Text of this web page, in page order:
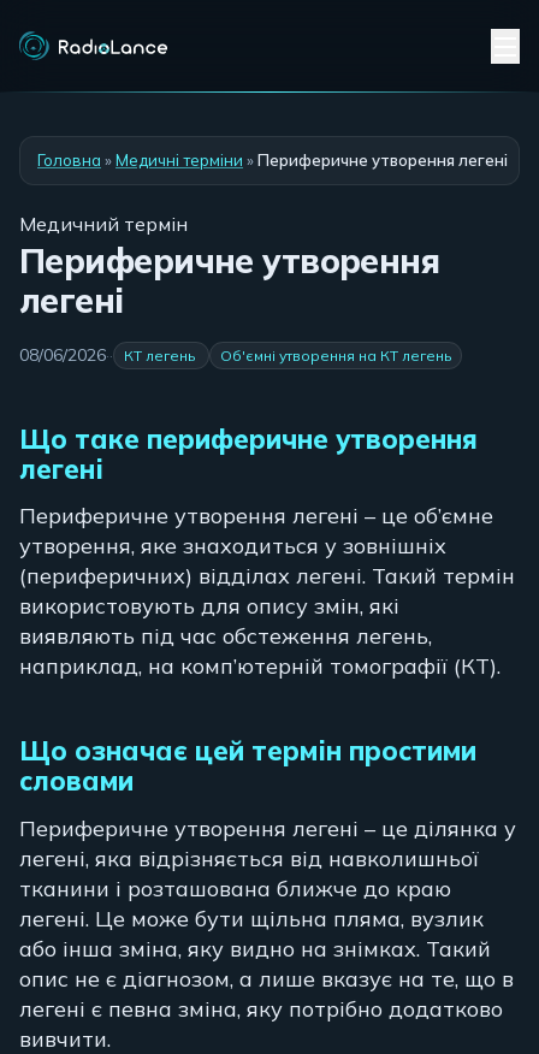
Головна »Медичні терміни »Периферичне утворення легені
Медичний термін
Периферичне утворення
легені
08/06/2026·· КТ легень Об'ємні утворення на КТ легень
Що таке периферичне утворення
легені
Периферичне утворення легені – це об’ємне
утворення, яке знаходиться у зовнішніх
(периферичних) відділах легені. Такий термін
використовують для опису змін, які
виявляють під час обстеження легень,
наприклад, на комп’ютерній томографії (КТ).
Що означає цей термін простими
словами
Периферичне утворення легені – це ділянка у
легені, яка відрізняється від навколишньої
тканини і розташована ближче до краю
легені. Це може бути щільна пляма, вузлик
або інша зміна, яку видно на знімках. Такий
опис не є діагнозом, а лише вказує на те, що в
легені є певна зміна, яку потрібно додатково
вивчити.